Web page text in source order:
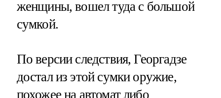
женщины, вошел туда с большой
сумкой.
По версии следствия, Георгадзе
достал из этой сумки оружие,
похожее на автомат либо